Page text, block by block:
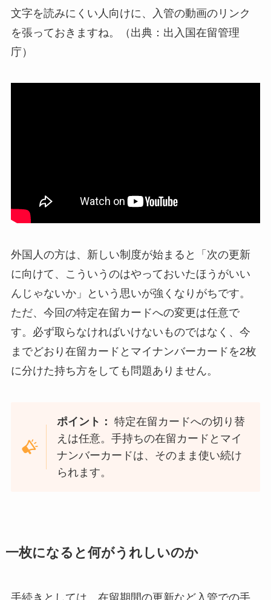
文字を読みにくい人向けに、入管の動画のリンク
を張っておきますね。（出典：出入国在留管理
庁）
外国人の方は、新しい制度が始まると「次の更新
に向けて、こういうのはやっておいたほうがいい
んじゃないか」という思いが強くなりがちです。
ただ、今回の特定在留カードへの変更は任意で
す。必ず取らなければいけないものではなく、今
までどおり在留カードとマイナンバーカードを2枚
に分けた持ち方をしても問題ありません。
ポイント： 特定在留カードへの切り替
えは任意。手持ちの在留カードとマイ
ナンバーカードは、そのまま使い続け
られます。
一枚になると何がうれしいのか
手続きとしては、在留期間の更新など入管での手